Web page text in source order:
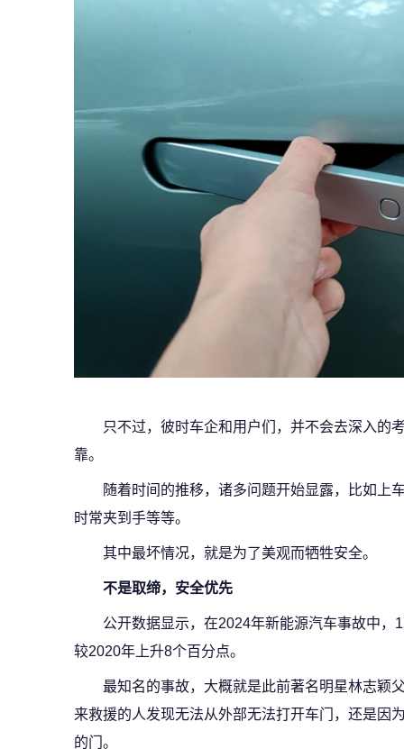
只不过，彼时车企和用户们，并不会去深入的
靠。
随着时间的推移，诸多问题开始显露，比如上
时常夹到手等等。
其中最坏情况，就是为了美观而牺牲安全。
不是取缔，安全优先
公开数据显示，在2024年新能源汽车事故中，
较2020年上升8个百分点。
最知名的事故，大概就是此前著名明星林志颖
来救援的人发现无法从外部无法打开车门，还是因
的门。